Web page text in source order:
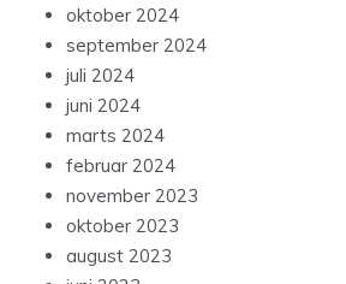
oktober 2024
september 2024
juli 2024
juni 2024
marts 2024
februar 2024
november 2023
oktober 2023
august 2023